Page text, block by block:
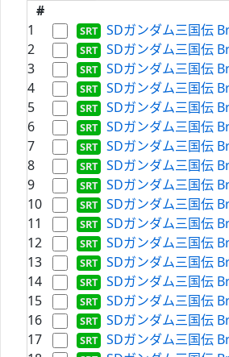
#
1
SDガンダム三国伝
2
SDガンダム三国伝
3
SDガンダム三国伝
4
SDガンダム三国伝
5
SDガンダム三国伝
6
SDガンダム三国伝
7
SDガンダム三国伝
8
SDガンダム三国伝
9
SDガンダム三国伝
10
SDガンダム三国伝
11
SDガンダム三国伝
12
SDガンダム三国伝
13
SDガンダム三国伝
14
SDガンダム三国伝
15
SDガンダム三国伝
16
SDガンダム三国伝
17
SDガンダム三国伝